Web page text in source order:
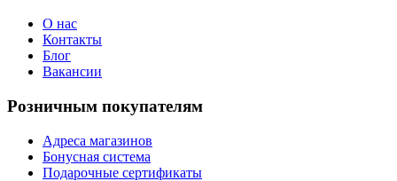
О нас
Контакты
Блог
Вакансии
Розничным покупателям
Адреса магазинов
Бонусная система
Подарочные сертификаты